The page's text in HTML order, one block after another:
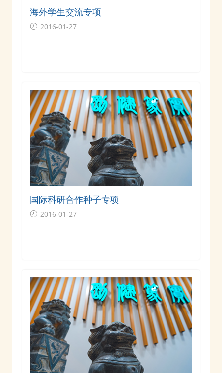
海外学生交流专项
2016-01-27
国际科研合作种子专项
2016-01-27